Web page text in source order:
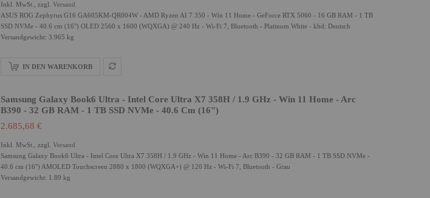
Inkl. MwSt., zzgl. Versand
ASUS ROG Zephyrus G16 GA605KM-QR004W - AMD Ryzen AI 7 350 - Win 11 Home - GeForce RTX 5060 - 16 GB RAM - 1 TB
SSD NVMe - 40.6 cm (16") OLED 2560 x 1600 (WQXGA) @ 240 Hz - Wi-Fi 7, Bluetooth - Platinum White - kbd: Deutsch
Versandgewicht: 3.965 kg
IN DEN WARENKORB
Samsung Galaxy Book6 Ultra - Intel Core Ultra X7 358H / 1.9 GHz - Win 11 Home - Arc
B390 - 32 GB RAM - 1 TB SSD NVMe - 40.6 Cm (16")
2.685,68 €
Inkl. MwSt., zzgl. Versand
Samsung Galaxy Book6 Ultra - Intel Core Ultra X7 358H / 1.9 GHz - Win 11 Home - Arc B390 - 32 GB RAM - 1 TB SSD NVMe -
40.6 cm (16") AMOLED Touchscreen 2880 x 1800 (WQXGA+) @ 120 Hz - Wi-Fi 7, Bluetooth - Grau
Versandgewicht: 1.89 kg